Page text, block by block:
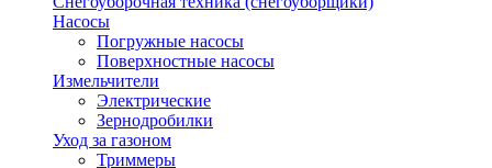
Насосы
Погружные насосы
Поверхностные насосы
Измельчители
Электрические
Зернодробилки
Уход за газоном
Триммеры